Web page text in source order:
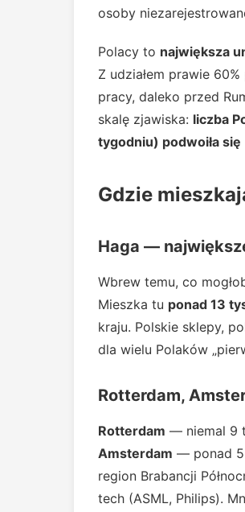
osoby
Polacy to największa
Z udziałem prawie
pracy, daleko przed
skalę zjawiska: liczba
tygodniu) podwoiła się
Gdzie
Haga —
Wbrew temu, co
Mieszka tu ponad 13
kraju. Polskie sklepy,
dla wielu Polaków
Rotterdam,
Rotterdam — niemal 9
Amsterdam — ponad 5
region Brabancji
tech (ASML, Philips).